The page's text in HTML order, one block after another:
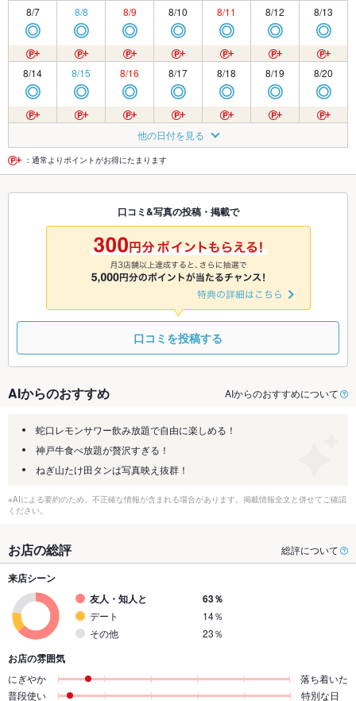
8/7
◎
8/8
◎
8/9
◎
8/10
◎
8/11
◎
8/12
◎
8/13
◎
8/14
◎
8/15
◎
8/16
◎
8/17
◎
8/18
◎
8/19
◎
8/20
◎
◎ ◎
8/23
◎
8/24
◎
8/25
◎ ◎ ◎
8/28 8/29 8/30
◎
8/31
◎
9/1
◎
9/2 9/3
9/6
◎
9/7
◎
9/8
◎
他の日付を見る
：通常よりポイントがお得にたまります
口コミ&写真の投稿・掲載で
口コミを投稿する
AIからのおすすめ AIからのおすすめについて
蛇口レモンサワー飲み放題で自由に楽しめる！
神戸牛食べ放題が贅沢すぎる！
ねぎ山たけ田タンは写真映え抜群！
※AIによる要約のため、不正確な情報が含まれる場合があります。掲載情報全文と併せてご確認
ください。
お店の総評 総評について
来店シーン
友人・知人と
63％
デート
14％
その他
23％
お店の雰囲気
にぎやか
落ち着いた
普段使い
特別な日